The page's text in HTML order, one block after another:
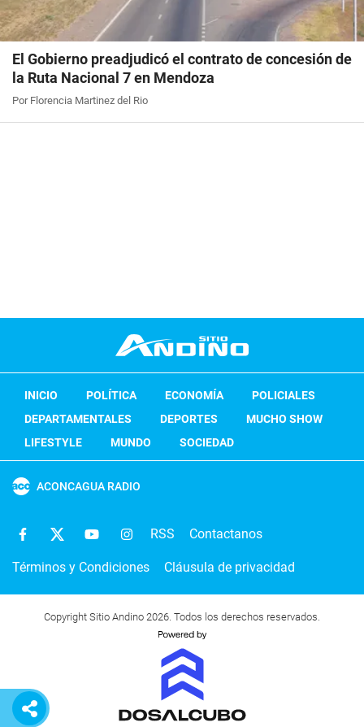
El Gobierno preadjudicó el contrato de concesión de
la Ruta Nacional 7 en Mendoza
Por Florencia Martinez del Rio
INICIO POLÍTICA ECONOMÍA
POLICIALES
DEPARTAMENTALES
DEPORTES
MUCHO SHOW
LIFESTYLE
MUNDO SOCIEDAD
ACONCAGUA RADIO
RSS Contactanos
Términos y Condiciones Cláusula de privacidad
Copyright Sitio Andino 2026. Todos los derechos reservados.